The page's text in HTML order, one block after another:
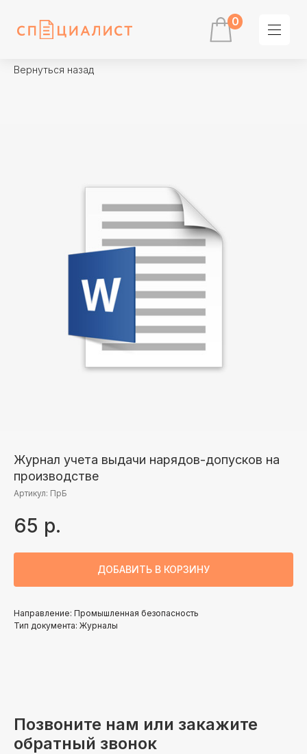
Вернуться назад
Журнал учета выдачи нарядов-допусков на
производстве
Артикул: ПрБ
65 р.
ДОБАВИТЬ В КОРЗИНУ
Направление: Промышленная безопасность
Тип документа: Журналы
Позвоните нам или закажите
обратный звонок